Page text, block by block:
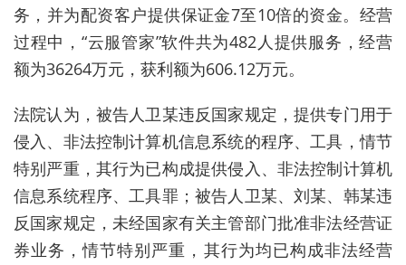
务，并为配资客户提供保证金7至10倍的资金。经营
过程中，“云服管家”软件共为482人提供服务，经营
额为36264万元，获利额为606.12万元。
法院认为，被告人卫某违反国家规定，提供专门用于
侵入、非法控制计算机信息系统的程序、工具，情节
特别严重，其行为已构成提供侵入、非法控制计算机
信息系统程序、工具罪；被告人卫某、刘某、韩某违
反国家规定，未经国家有关主管部门批准非法经营证
券业务，情节特别严重，其行为均已构成非法经营